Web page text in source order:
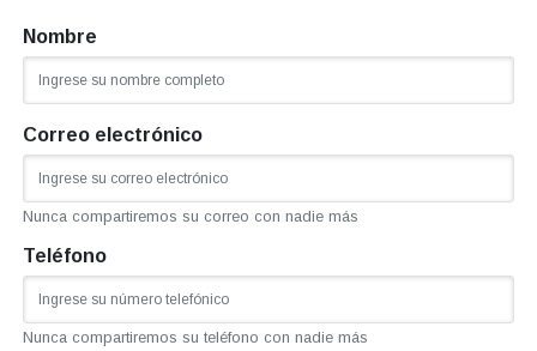
Nombre
Correo electrónico
Nunca compartiremos su correo con nadie más
Teléfono
Nunca compartiremos su teléfono con nadie más